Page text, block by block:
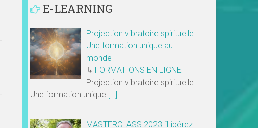
E-LEARNING
Projection vibratoire spirituelle
Une formation unique au
monde
↳ FORMATIONS EN LIGNE
Projection vibratoire spirituelle
Une formation unique […]
MASTERCLASS 2023 “Libérez